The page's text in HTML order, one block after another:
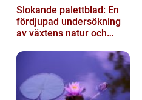
Slokande palettblad: En
fördjupad undersökning
av växtens natur och